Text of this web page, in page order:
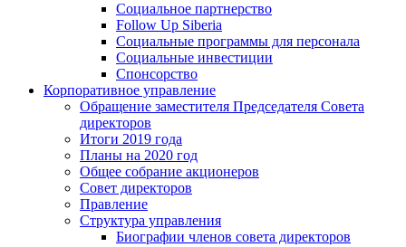
Социальное партнерство
Follow Up Siberia
Социальные программы для персонала
Социальные инвестиции
Спонсорство
Корпоративное управление
Обращение заместителя Председателя Совета
директоров
Итоги 2019 года
Планы на 2020 год
Общее собрание акционеров
Совет директоров
Правление
Структура управления
Биографии членов совета директоров